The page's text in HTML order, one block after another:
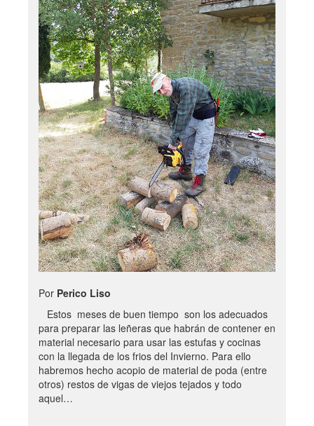
Por Perico Liso
Estos meses de buen tiempo son los adecuados
para preparar las leñeras que habrán de contener en
material necesario para usar las estufas y cocinas
con la llegada de los frios del Invierno. Para ello
habremos hecho acopio de material de poda (entre
otros) restos de vigas de viejos tejados y todo
aquel…